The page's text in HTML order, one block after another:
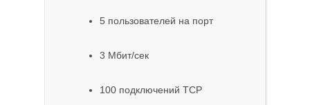
5 пользователей на порт
3 Мбит/сек
100 подключений TCP